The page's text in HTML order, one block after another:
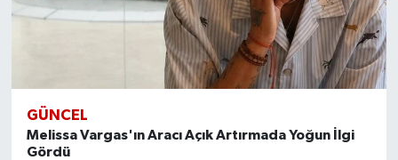
GÜNCEL
Melissa Vargas'ın Aracı Açık Artırmada Yoğun İlgi
Gördü